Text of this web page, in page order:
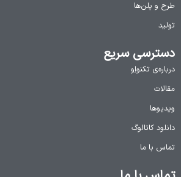
طرح و پلن‌ها
تولید
دسترسی سریع
درباره‌ی تکنواِو
مقالات
ویدیوها
دانلود کاتالوگ
تماس با ما